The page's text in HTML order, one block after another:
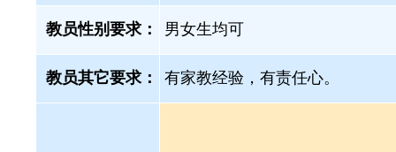
教员性别要求： 男女生均可
教员其它要求： 有家教经验，有责任心。